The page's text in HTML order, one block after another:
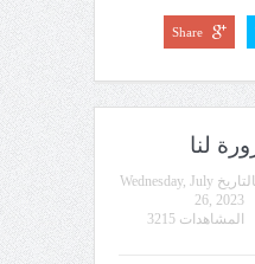
Share
لنا
التاريخ Wednesday, July
26, 2023
المشاهدات 3215